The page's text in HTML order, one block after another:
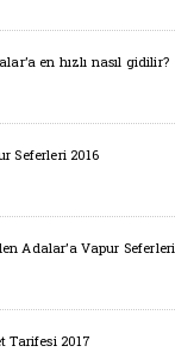
en hızlı nasıl gidilir?
Seferleri 2016
Adalar’a Vapur Seferleri
Tarifesi 2017